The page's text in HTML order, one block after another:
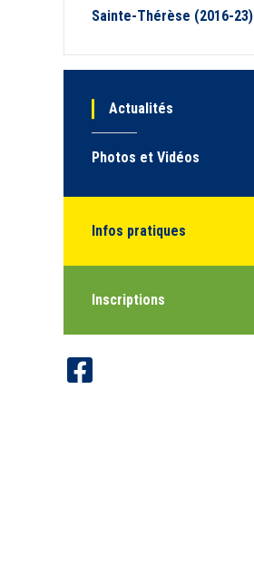
Sainte-Thérèse (2016-23)
Actualités
Photos et Vidéos
Infos pratiques
Inscriptions